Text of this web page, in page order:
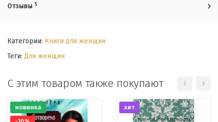
Отзывы 5
Категории: Книги для женщин
Теги: Для женщин
С этим товаром также покупают
новинка
хит